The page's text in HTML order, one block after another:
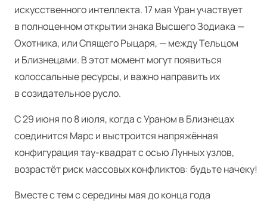
искусственного интеллекта. 17 мая Уран участвует
в полноценном открытии знака Высшего Зодиака —
Охотника, или Спящего Рыцаря, — между Тельцом
и Близнецами. В этот момент могут появиться
колоссальные ресурсы, и важно направить их
в созидательное русло.
С 29 июня по 8 июля, когда с Ураном в Близнецах
соединится Марс и выстроится напряжённая
конфигурация тау-квадрат с осью Лунных узлов,
возрастёт риск массовых конфликтов: будьте начеку!
Вместе с тем с середины мая до конца года